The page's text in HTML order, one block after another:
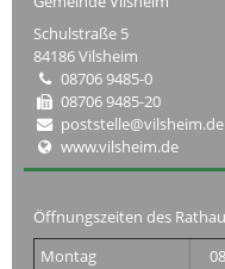
Schulstraße 5
84186 Vilsheim
08706 9485-0
08706 9485-20
poststelle@vilsheim.de
www.vilsheim.de
Öffnungszeiten des
Montag